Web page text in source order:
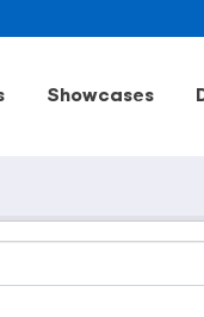
Showcases